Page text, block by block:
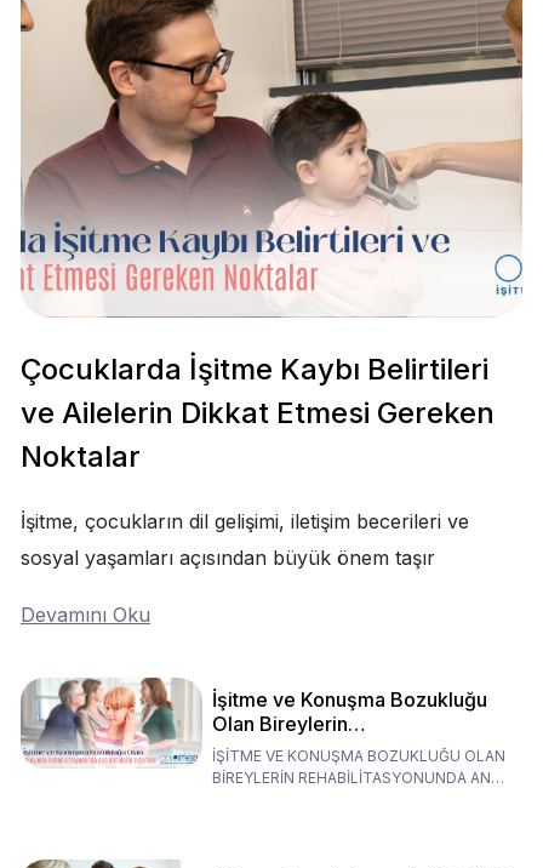
Çocuklarda İşitme Kaybı Belirtileri
ve Ailelerin Dikkat Etmesi Gereken
Noktalar
İşitme, çocukların dil gelişimi, iletişim becerileri ve
sosyal yaşamları açısından büyük önem taşır
Devamını Oku
İşitme ve Konuşma Bozukluğu
Olan Bireylerin
Rehabilitasyonunda Ana
Babaların Tutumları
İŞİTME VE KONUŞMA BOZUKLUĞU OLAN
BİREYLERİN REHABİLİTASYONUNDA ANA